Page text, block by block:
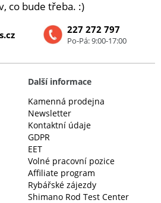
co bude třeba. :)
227 272 797
Po-Pá: 9:00-17:00
Další informace
Kamenná prodejna
Newsletter
Kontaktní údaje
GDPR
EET
Volné pracovní pozice
Affiliate program
Rybářské zájezdy
Shimano Rod Test Center